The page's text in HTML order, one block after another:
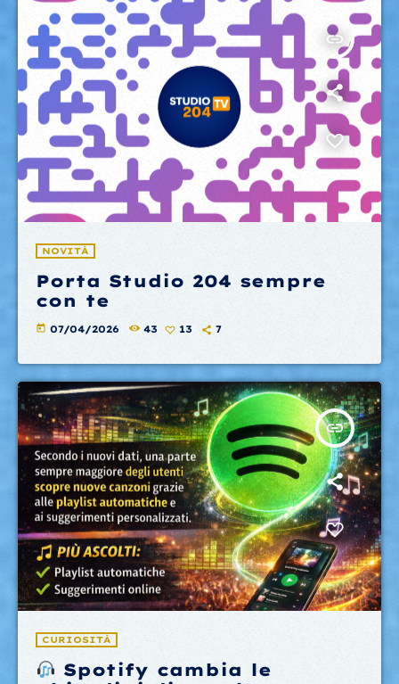
insert_link
NOVITÀ
Porta Studio 204 sempre
con te
today 07/04/2026 43 13 7
insert_link
CURIOSITÀ
Spotify cambia le